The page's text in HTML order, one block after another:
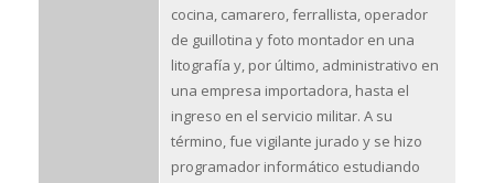
cocina, camarero, ferrallista, operador
de guillotina y foto montador en una
litografía y, por último, administrativo en
una empresa importadora, hasta el
ingreso en el servicio militar. A su
término, fue vigilante jurado y se hizo
programador informático estudiando